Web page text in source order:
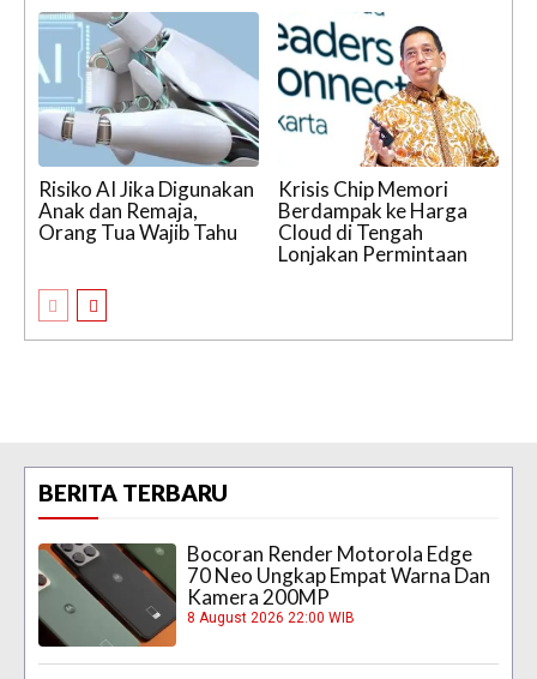
Risiko AI Jika Digunakan
Anak dan Remaja,
Orang Tua Wajib Tahu
Krisis Chip Memori
Berdampak ke Harga
Cloud di Tengah
Lonjakan Permintaan
BERITA TERBARU
Bocoran Render Motorola Edge
70 Neo Ungkap Empat Warna Dan
Kamera 200MP
8 August 2026 22:00 WIB